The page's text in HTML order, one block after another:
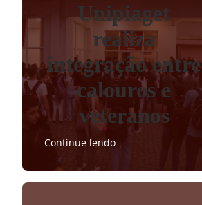
Unipiaget
realiza
integração entre
calouros e
veteranos
Continue lendo